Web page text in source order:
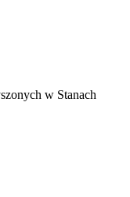
w Stanach